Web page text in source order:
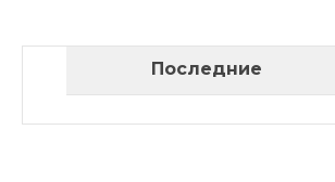
Последние